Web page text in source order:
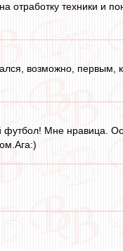
техники и
возможно,
футбол! Мне нравица.